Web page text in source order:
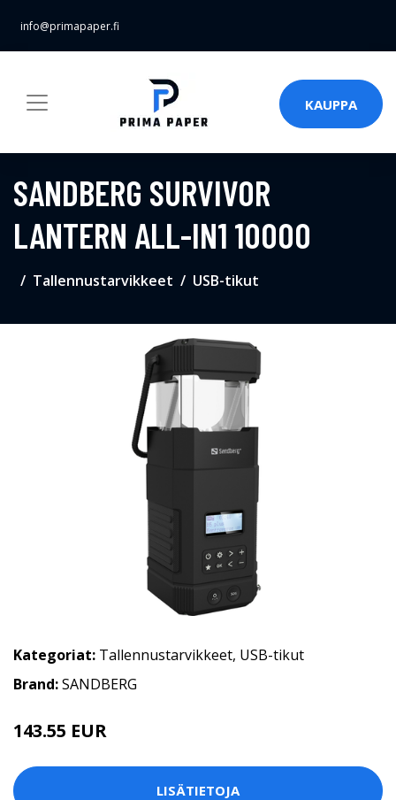
info@primapaper.fi
KAUPPA
SANDBERG SURVIVOR
LANTERN ALL-IN1 10000
Tallennustarvikkeet USB-tikut
Kategoriat: Tallennustarvikkeet, USB-tikut
Brand:SANDBERG
143.55 EUR
LISÄTIETOJA